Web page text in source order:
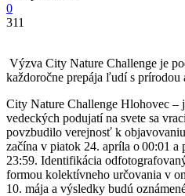
0
311
Výzva City Nature Challenge je
každoročne prepája ľudí s prírodou
City Nature Challenge Hlohovec –
vedeckých podujatí na svete sa
povzbudilo verejnosť k
začína v piatok 24. apríla o 00:01
23:59. Identifikácia
formou kolektívneho určovania v
10. mája a výsledky budú